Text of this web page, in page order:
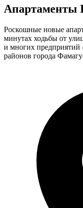
Апартаменты
Роскошные новые
минутах ходьбы от
и многих
районов города